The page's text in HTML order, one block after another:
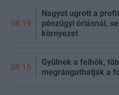
08:19
Nagyot ugrott a
pénzügyi óriásnál,
környezet
08:15
Gyűlnek a felhők,
megrángathatják a